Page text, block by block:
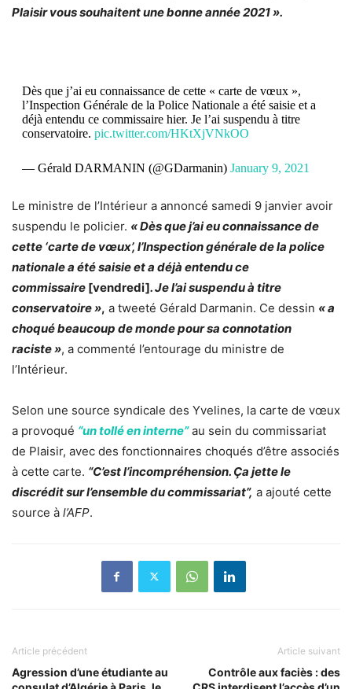
Plaisir vous souhaitent une bonne année 2021 ».
Dès que j’ai eu connaissance de cette « carte de vœux »,
l’Inspection Générale de la Police Nationale a été saisie et a
déjà entendu ce commissaire hier. Je l’ai suspendu à titre
conservatoire. pic.twitter.com/HKtXjVNkOO
— Gérald DARMANIN (@GDarmanin) January 9, 2021
Le ministre de l’Intérieur a annoncé samedi 9 janvier avoir
suspendu le policier. « Dès que j’ai eu connaissance de
cette ‘carte de vœux’, l’Inspection générale de la police
nationale a été saisie et a déjà entendu ce
commissaire [vendredi]. Je l’ai suspendu à titre
conservatoire », a tweeté Gérald Darmanin. Ce dessin « a
choqué beaucoup de monde pour sa connotation
raciste », a commenté l’entourage du ministre de
l’Intérieur.
Selon une source syndicale des Yvelines, la carte de vœux
a provoqué “un tollé en interne” au sein du commissariat
de Plaisir, avec des fonctionnaires choqués d’être associés
à cette carte. “C’est l’incompréhension. Ça jette le
discrédit sur l’ensemble du commissariat”, a ajouté cette
source à l’AFP.
Article précédent
Agression d’une étudiante au
Article suivant
Contrôle aux faciès : des